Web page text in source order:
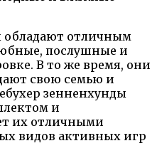
обладают отличным
послушные и
В то же время, они
свою семью и
зенненхунды
и
их отличными
видов активных игр